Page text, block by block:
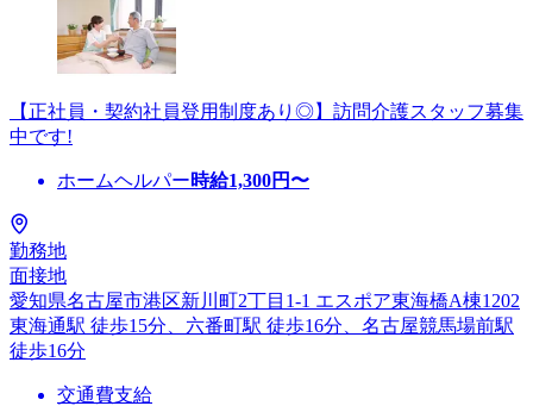
【正社員・契約社員登用制度あり◎】訪問介護スタッフ募集
中です!
ホームヘルパー時給1,300円〜
勤務地
面接地
愛知県名古屋市港区新川町2丁目1-1 エスポア東海橋A棟1202
東海通駅 徒歩15分、六番町駅 徒歩16分、名古屋競馬場前駅
徒歩16分
交通費支給